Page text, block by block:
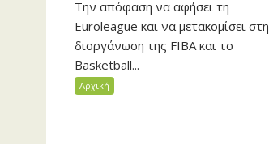
Την απόφαση να αφήσει τη
Euroleague και να μετακομίσει στη
διοργάνωση της FIBA και το
Basketball...
Αρχική